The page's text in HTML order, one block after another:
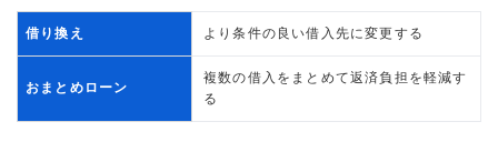
借り換え より条件の良い借入先に変更する
おまとめローン
複数の借入をまとめて返済負担を軽減す
る